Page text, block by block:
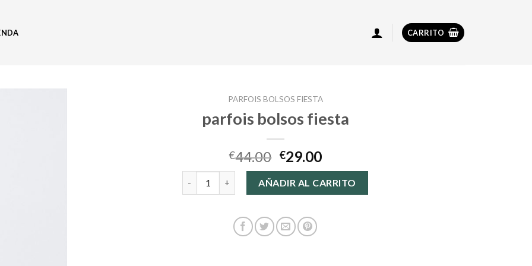
CARRITO
PARFOIS BOLSOS FIESTA
parfois bolsos fiesta
€44.00 €29.00
parfois bolsos fiesta cantidadAÑADIR AL CARRITO